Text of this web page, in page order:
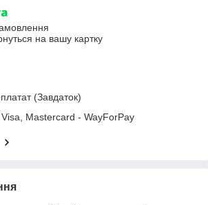
на вашу картку
(Завдаток)
Mastercard - WayForPay